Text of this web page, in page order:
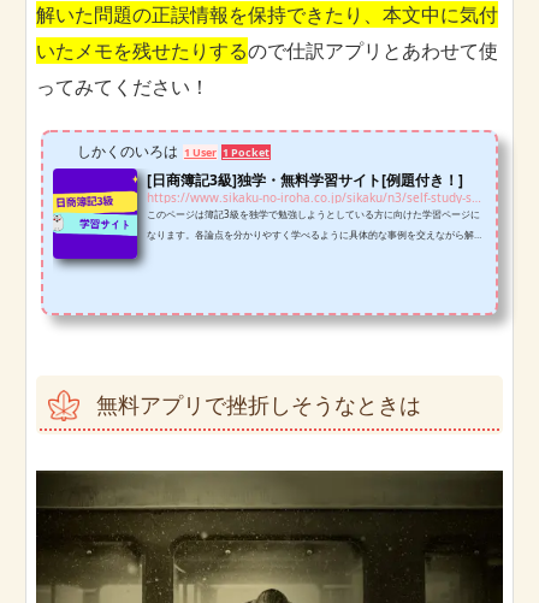
解いた問題の正誤情報を保持できたり、本文中に気付
いたメモを残せたりするので仕訳アプリとあわせて使
ってみてください！
しかくのいろは 1 User 1 Pocket
[日商簿記3級]独学・無料学習サイト[例題付き！]
https://www.sikaku-no-iroha.co.jp/sikaku/n3/self-study-support-n3
このページは簿記3級を独学で勉強しようとしている方に向けた学習ページに
なります。各論点を分かりやすく学べるように具体的な事例を交えながら解説
無料アプリで挫折しそうなときは